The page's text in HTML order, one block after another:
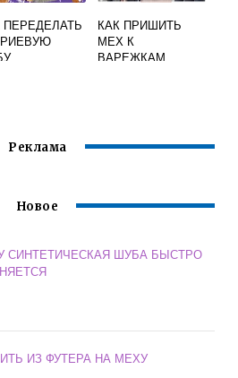
ПЕРЕДЕЛАТЬ
КАК ПРИШИТЬ
МЕХ К
ВАРЕЖКАМ
Реклама
Новое
СИНТЕТИЧЕСКАЯ ШУБА БЫСТРО
ИЗ ФУТЕРА НА МЕХУ